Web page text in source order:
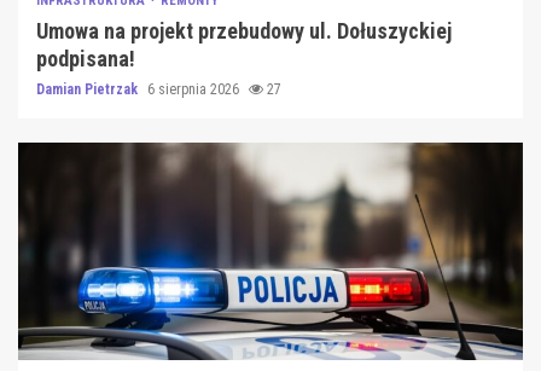
Umowa na projekt przebudowy ul. Dołuszyckiej
podpisana!
Damian Pietrzak 6 sierpnia 2026 27